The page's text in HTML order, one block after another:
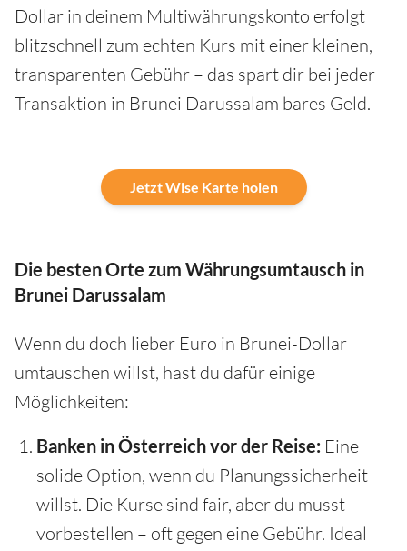
Dollar in deinem Multiwährungskonto erfolgt
blitzschnell zum echten Kurs mit einer kleinen,
transparenten Gebühr – das spart dir bei jeder
Transaktion in Brunei Darussalam bares Geld.
Jetzt Wise Karte holen
Die besten Orte zum Währungsumtausch in
Brunei Darussalam
Wenn du doch lieber Euro in Brunei-Dollar
umtauschen willst, hast du dafür einige
Möglichkeiten:
Banken in Österreich vor der Reise: Eine
solide Option, wenn du Planungssicherheit
willst. Die Kurse sind fair, aber du musst
vorbestellen – oft gegen eine Gebühr. Ideal